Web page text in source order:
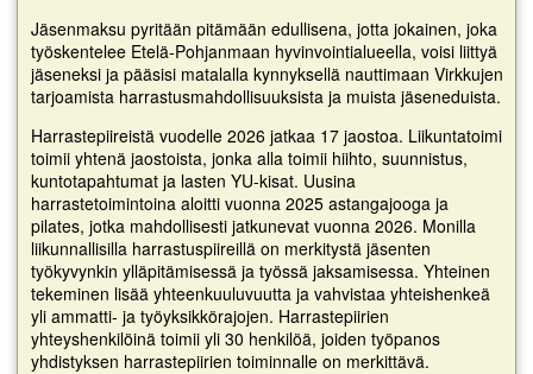
Jäsenmaksu pyritään pitämään edullisena, jotta jokainen, joka
työskentelee Etelä-Pohjanmaan hyvinvointialueella, voisi liittyä
jäseneksi ja pääsisi matalalla kynnyksellä nauttimaan Virkkujen
tarjoamista harrastusmahdollisuuksista ja muista jäseneduista.
Harrastepiireistä vuodelle 2026 jatkaa 17 jaostoa. Liikuntatoimi
toimii yhtenä jaostoista, jonka alla toimii hiihto, suunnistus,
kuntotapahtumat ja lasten YU-kisat. Uusina
harrastetoimintoina aloitti vuonna 2025 astangajooga ja
pilates, jotka mahdollisesti jatkunevat vuonna 2026. Monilla
liikunnallisilla harrastuspiireillä on merkitystä jäsenten
työkyvynkin ylläpitämisessä ja työssä jaksamisessa. Yhteinen
tekeminen lisää yhteenkuuluvuutta ja vahvistaa yhteishenkeä
yli ammatti- ja työyksikkörajojen. Harrastepiirien
yhteyshenkilöinä toimii yli 30 henkilöä, joiden työpanos
yhdistyksen harrastepiirien toiminnalle on merkittävä.